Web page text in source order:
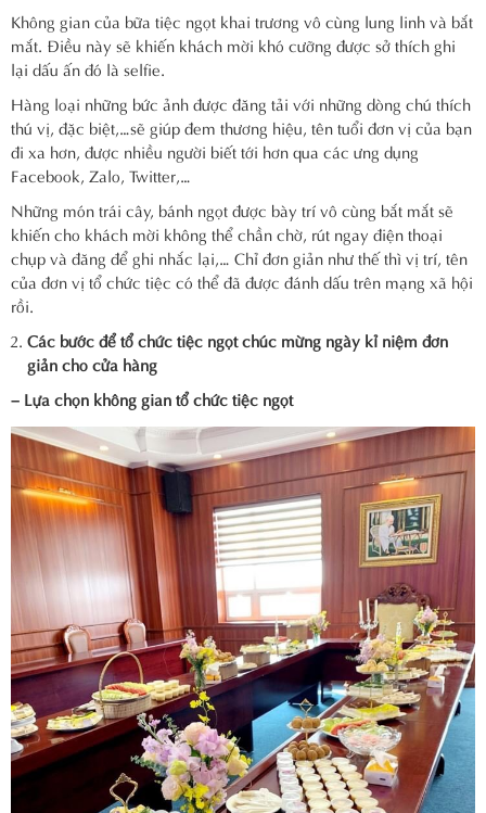
Không gian của bữa tiệc ngọt khai trương vô cùng lung linh và bắt
mắt. Điều này sẽ khiến khách mời khó cưỡng được sở thích ghi
lại dấu ấn đó là selfie.
Hàng loại những bức ảnh được đăng tải với những dòng chú thích
thú vị, đặc biệt,…sẽ giúp đem thương hiệu, tên tuổi đơn vị của bạn
đi xa hơn, được nhiều người biết tới hơn qua các ưng dụng
Facebook, Zalo, Twitter,…
Những món trái cây, bánh ngọt được bày trí vô cùng bắt mắt sẽ
khiến cho khách mời không thể chần chờ, rút ngay điện thoại
chụp và đăng để ghi nhắc lại,… Chỉ đơn giản như thế thì vị trí, tên
của đơn vị tổ chức tiệc có thể đã được đánh dấu trên mạng xã hội
rồi.
Các bước để tổ chức tiệc ngọt chúc mừng ngày kỉ niệm đơn
giản cho cửa hàng
– Lựa chọn không gian tổ chức tiệc ngọt